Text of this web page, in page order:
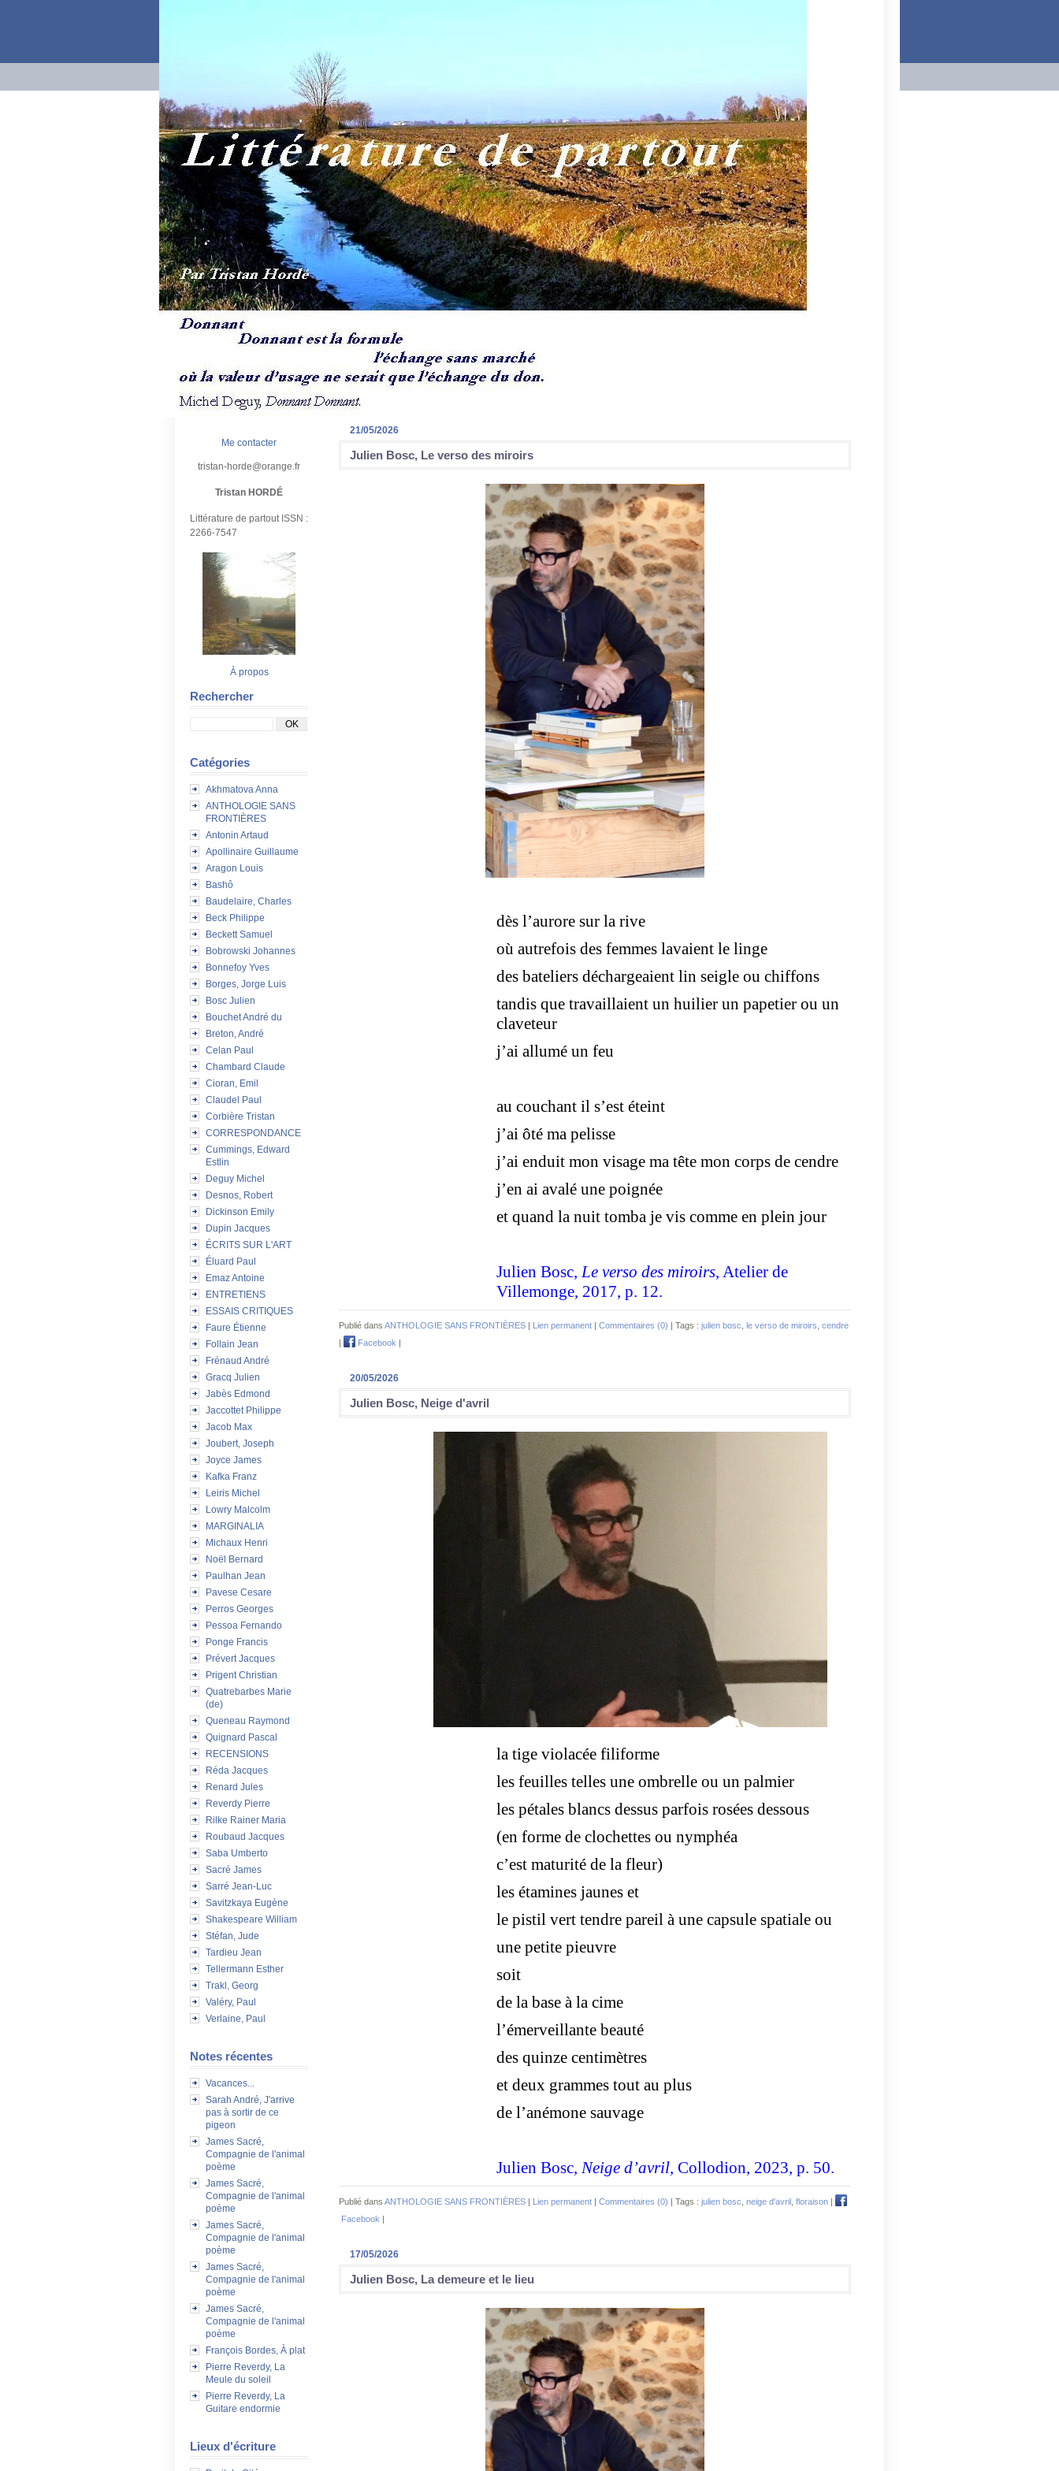
Me contacter
tristan-horde@orange.fr
Tristan HORDÉ
Littérature de partout ISSN :
2266-7547
À propos
Rechercher
Catégories
Akhmatova Anna
ANTHOLOGIE SANS
FRONTIÈRES
Antonin Artaud
Apollinaire Guillaume
Aragon Louis
Bashô
Baudelaire, Charles
Beck Philippe
Beckett Samuel
Bobrowski Johannes
Bonnefoy Yves
Borges, Jorge Luis
Bosc Julien
Bouchet André du
Breton, André
Celan Paul
Chambard Claude
Cioran, Emil
Claudel Paul
Corbière Tristan
CORRESPONDANCE
Cummings, Edward
Estlin
Deguy Michel
Desnos, Robert
Dickinson Emily
Dupin Jacques
ÉCRITS SUR L'ART
Éluard Paul
Emaz Antoine
ENTRETIENS
ESSAIS CRITIQUES
Faure Étienne
Follain Jean
Frénaud André
Gracq Julien
Jabès Edmond
Jaccottet Philippe
Jacob Max
Joubert, Joseph
Joyce James
Kafka Franz
Leiris Michel
Lowry Malcolm
MARGINALIA
Michaux Henri
Noël Bernard
Paulhan Jean
Pavese Cesare
Perros Georges
Pessoa Fernando
Ponge Francis
Prévert Jacques
Prigent Christian
Quatrebarbes Marie
(de)
Queneau Raymond
Quignard Pascal
RECENSIONS
Réda Jacques
Renard Jules
Reverdy Pierre
Rilke Rainer Maria
Roubaud Jacques
Saba Umberto
Sacré James
Sarré Jean-Luc
Savitzkaya Eugène
Shakespeare William
Stéfan, Jude
Tardieu Jean
Tellermann Esther
Trakl, Georg
Valéry, Paul
Verlaine, Paul
Notes récentes
Vacances...
Sarah André, J'arrive
pas à sortir de ce
pigeon
James Sacré,
Compagnie de l'animal
poème
James Sacré,
Compagnie de l'animal
poème
James Sacré,
Compagnie de l'animal
poème
James Sacré,
Compagnie de l'animal
poème
James Sacré,
Compagnie de l'animal
poème
François Bordes, À plat
Pierre Reverdy, La
Meule du soleil
Pierre Reverdy, La
Guitare endormie
Lieux d'écriture
21/05/2026
Julien Bosc, Le verso des miroirs
dès l’aurore sur la rive
où autrefois des femmes lavaient le linge
des bateliers déchargeaient lin seigle ou chiffons
tandis que travaillaient un huilier un papetier ou un
claveteur
j’ai allumé un feu
au couchant il s’est éteint
j’ai ôté ma pelisse
j’ai enduit mon visage ma tête mon corps de cendre
j’en ai avalé une poignée
et quand la nuit tomba je vis comme en plein jour
Julien Bosc, Le verso des miroirs, Atelier de
Villemonge, 2017, p. 12.
Publié dans ANTHOLOGIE SANS FRONTIÈRES | Lien permanent | Commentaires (0) | Tags : julien bosc le verso de miroirs cendre
|
Facebook |
20/05/2026
Julien Bosc, Neige d'avril
la tige violacée filiforme
les feuilles telles une ombrelle ou un palmier
les pétales blancs dessus parfois rosées dessous
(en forme de clochettes ou nymphéa
c’est maturité de la fleur)
les étamines jaunes et
le pistil vert tendre pareil à une capsule spatiale ou
une petite pieuvre
soit
de la base à la cime
l’émerveillante beauté
des quinze centimètres
et deux grammes tout au plus
de l’anémone sauvage
Julien Bosc, Neige d’avril, Collodion, 2023, p. 50.
Publié dans ANTHOLOGIE SANS FRONTIÈRES | Lien permanent | Commentaires (0) | Tags : julien bosc neige d'avril floraison |
Facebook |
17/05/2026
Julien Bosc, La demeure et le lieu